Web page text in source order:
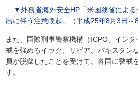
▼外務省海外安全HP「米国務省によ
出に伴う注意喚起」（平成25年8月3日～
また、国際刑事警察機構（ICPO、イン
戒を強めるイラク、リビア、パキスタン
員が脱獄したことを受けて、各国に警戒
す。